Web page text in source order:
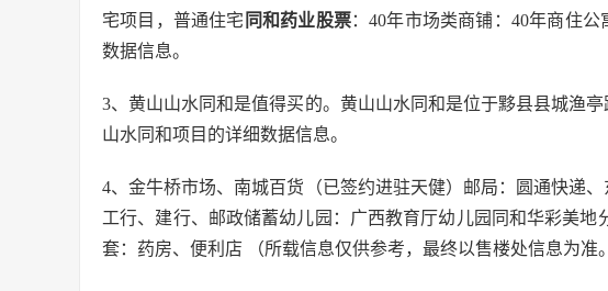
宅项目，普通住宅 同和药业股票：40年市场类商铺：40年商住
数据信息。
3、黄山山水同和是值得买的。黄山山水同和是位于黟县县城渔
山水同和项目的详细数据信息。
4、金牛桥市场、南城百货（已签约进驻天健）邮局：圆通快递
工行、建行、邮政储蓄幼儿园：广西教育厅幼儿园同和华彩美
套：药房、便利店 （所载信息仅供参考，最终以售楼处信息为准。